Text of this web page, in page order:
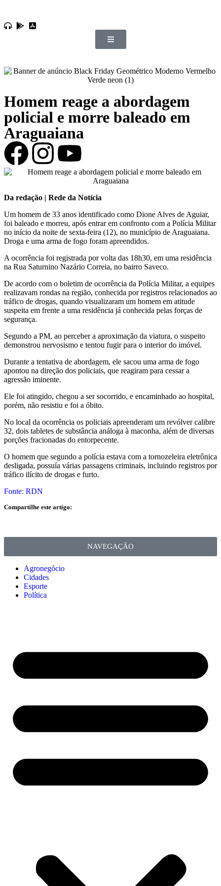
Homem reage a abordagem
policial e morre baleado em
Araguaiana
Da redação | Rede da Notícia
Um homem de 33 anos identificado como Dione Alves de Aguiar,
foi baleado e morreu, após entrar em confronto com a Polícia Militar
no início da noite de sexta-feira (12), no município de Araguaiana.
Droga e uma arma de fogo foram apreendidos.
A ocorrência foi registrada por volta das 18h30, em uma residência
na Rua Saturnino Nazário Correia, no bairro Saveco.
De acordo com o boletim de ocorrência da Polícia Militar, a equipes
realizavam rondas na região, conhecida por registros relacionados ao
tráfico de drogas, quando visualizaram um homem em atitude
suspeita em frente a uma residência já conhecida pelas forças de
segurança.
Segundo a PM, ao perceber a aproximação da viatura, o suspeito
demonstrou nervosismo e tentou fugir para o interior do imóvel.
Durante a tentativa de abordagem, ele sacou uma arma de fogo
apontou na direção dos policiais, que reagiram para cessar a
agressão iminente.
Ele foi atingido, chegou a ser socorrido, e encaminhado ao hospital,
porém, não resistiu e foi a óbito.
No local da ocorrência os policiais apreenderam um revólver calibre
32, dois tabletes de substância análoga à maconha, além de diversas
porções fracionadas do entorpecente.
O homem que segundo a polícia estava com a tornozeleira eletrônica
desligada, possuía várias passagens criminais, incluindo registros por
tráfico ilícito de drogas e furto.
Fonte: RDN
Compartilhe este artigo:
NAVEGAÇÃO
Agronegócio
Cidades
Esporte
Política